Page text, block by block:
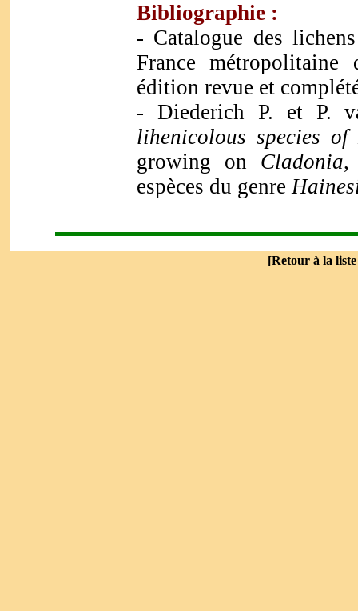
Bibliographie :
- Catalogue des
France
édition revue et
- Diederich P. et P.
lihenicolous species of
growing on Cladonia,
espèces du genre
[Retour à la liste